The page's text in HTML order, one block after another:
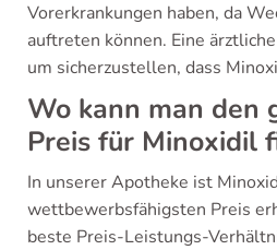
Vorerkrankungen haben, da
auftreten können. Eine
um sicherzustellen, dass
Wo kann man den
Preis für Minoxidil
In unserer Apotheke ist
wettbewerbsfähigsten Preis
beste Preis-Leistungs-